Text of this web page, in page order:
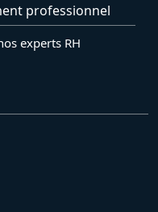
professionnel
experts RH